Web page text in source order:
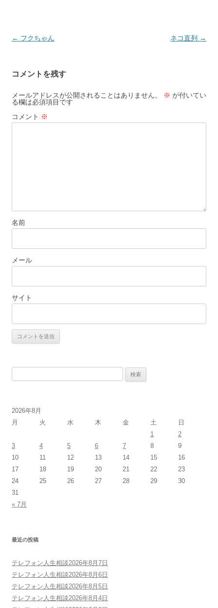
投
ビ
ゲ
ー
シ
← フクちゃん ネコ直列 →
コメントを残す
メールアドレスが公開されることはありません。 ※ が付いてい
る欄は必須項目です
コメント ※
名前
メール
サイト
2026年8月
月
火 水 木 金 土
日
1
2
3
4 5 6 7 8
9
10
11 12 13 14 15
16
17
18 19 20 21 22
23
24
25 26 27 28 29
30
31
« 7月
最近の投稿
テレフォン人生相談2026年8月7日
テレフォン人生相談2026年8月6日
テレフォン人生相談2026年8月5日
テレフォン人生相談2026年8月4日